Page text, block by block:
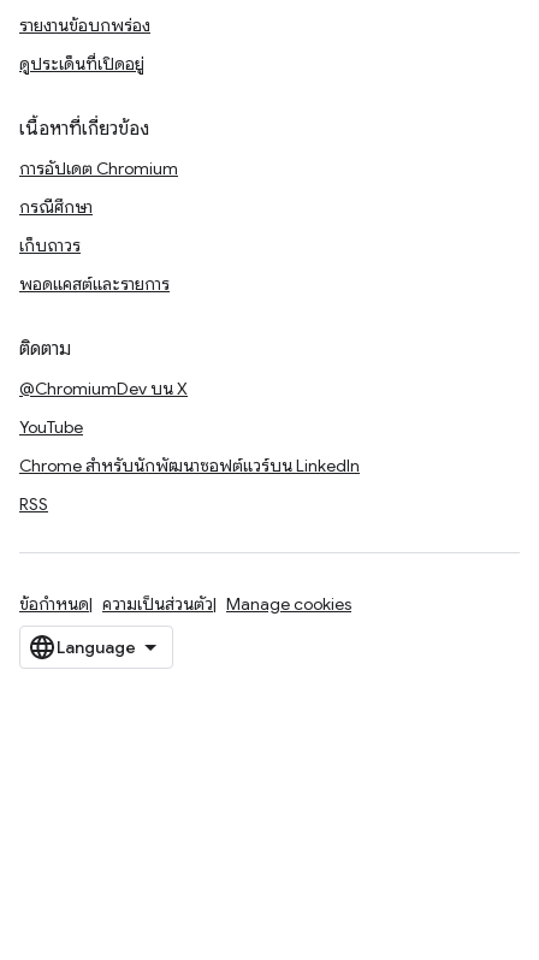
รายงานข้อบกพร่อง
ดูประเด็นที่เปิดอยู่
เนื้อหาที่เกี่ยวข้อง
การอัปเดต Chromium
กรณีศึกษา
เก็บถาวร
พอดแคสต์และรายการ
ติดตาม
@ChromiumDev บน X
YouTube
Chrome สำหรับนักพัฒนาซอฟต์แวร์บน LinkedIn
RSS
ข้อกำหนด ความเป็นส่วนตัว Manage cookies